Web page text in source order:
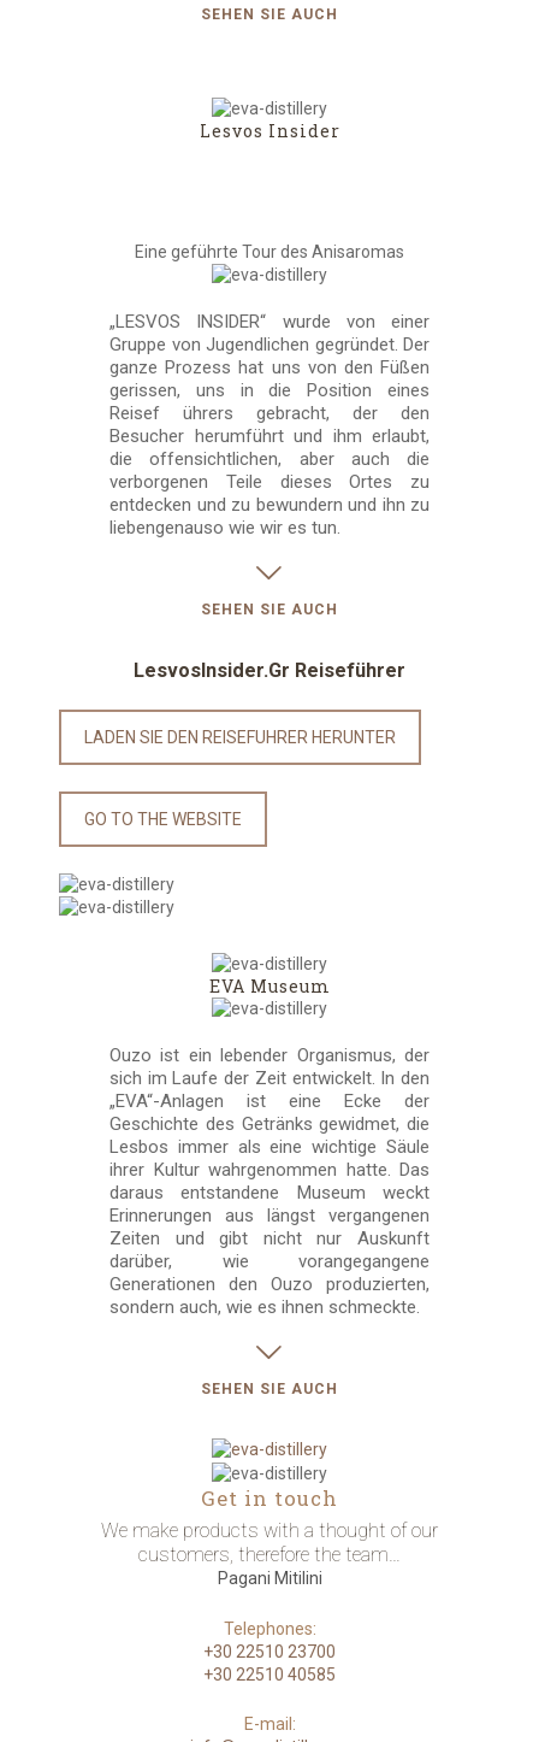
SEHEN SIE AUCH
Lesvos Insider
Eine geführte Tour des Anisaromas
„LESVOS INSIDER“ wurde von einer
Gruppe von Jugendlichen gegründet. Der
ganze Prozess hat uns von den Füßen
gerissen, uns in die Position eines
Reisef ührers gebracht, der den
Besucher herumführt und ihm erlaubt,
die offensichtlichen, aber auch die
verborgenen Teile dieses Ortes zu
entdecken und zu bewundern und ihn zu
liebengenauso wie wir es tun.
SEHEN SIE AUCH
LesvosInsider.Gr Reiseführer
LADEN SIE DEN REISEFUHRER HERUNTER
GO TO THE WEBSITE
EVA Museum
Ouzo ist ein lebender Organismus, der
sich im Laufe der Zeit entwickelt. In den
„EVA“-Anlagen ist eine Ecke der
Geschichte des Getränks gewidmet, die
Lesbos immer als eine wichtige Säule
ihrer Kultur wahrgenommen hatte. Das
daraus entstandene Museum weckt
Erinnerungen aus längst vergangenen
Zeiten und gibt nicht nur Auskunft
darüber, wie vorangegangene
Generationen den Ouzo produzierten,
sondern auch, wie es ihnen schmeckte.
SEHEN SIE AUCH
Get in touch
We make products with a thought of our
customers, therefore the team…
Pagani Mitilini
Telephones:
+30 22510 23700
+30 22510 40585
E-mail: